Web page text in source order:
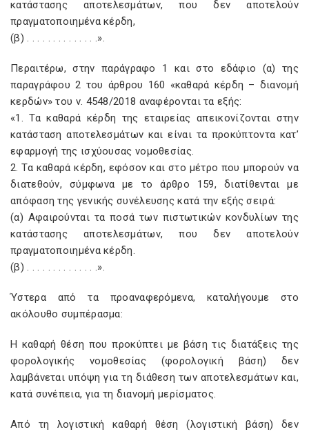
κατάστασης αποτελεσμάτων, που δεν αποτελούν
πραγματοποιημένα κέρδη,
(β) . . . . . . . . . . . . . .».
Περαιτέρω, στην παράγραφο 1 και στο εδάφιο (α) της
παραγράφου 2 του άρθρου 160 «καθαρά κέρδη – διανομή
κερδών» του ν. 4548/2018 αναφέρονται τα εξής:
«1. Τα καθαρά κέρδη της εταιρείας απεικονίζονται στην
κατάσταση αποτελεσμάτων και είναι τα προκύπτοντα κατ’
εφαρμογή της ισχύουσας νομοθεσίας.
2. Τα καθαρά κέρδη, εφόσον και στο μέτρο που μπορούν να
διατεθούν, σύμφωνα με το άρθρο 159, διατίθενται με
απόφαση της γενικής συνέλευσης κατά την εξής σειρά:
(α) Αφαιρούνται τα ποσά των πιστωτικών κονδυλίων της
κατάστασης αποτελεσμάτων, που δεν αποτελούν
πραγματοποιημένα κέρδη.
(β) . . . . . . . . . . . . . .».
Ύστερα από τα προαναφερόμενα, καταλήγουμε στο
ακόλουθο συμπέρασμα:
Η καθαρή θέση που προκύπτει με βάση τις διατάξεις της
φορολογικής νομοθεσίας (φορολογική βάση) δεν
λαμβάνεται υπόψη για τη διάθεση των αποτελεσμάτων και,
κατά συνέπεια, για τη διανομή μερίσματος.
Από τη λογιστική καθαρή θέση (λογιστική βάση) δεν